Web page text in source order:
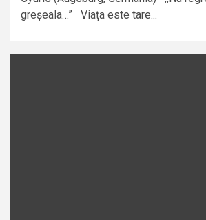
greșeala…” Viața este tare...